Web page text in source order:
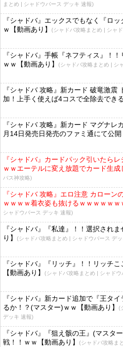
まとめ | シャドウバース デッキ 速報)
『シャドバ』エックスでもなく『ロ
ｗ【動画あり】
(シャドバ攻略まとめ | シャ
『シャドバ』手帳『ネフティス』！
ｗｗ【動画あり】
(シャドバ攻略まとめ | シ
『シャドバ 攻略』新カード 破竜激震
加！上手く使えば4コスで全除去できる
『シャドバ 攻略』新カード マグナレ
月14日発売日発売のファミ通にて公
『シャドバ』カードパック引いたら
ｗｗエーテルに変え放題でカード生
バス神攻略)
『シャドバ 攻略』エロ注意 カローン
ｗｗｗｗ着衣姿も抜けるｗｗｗｗｗｗ
シャドウバース デッキ 速報)
『シャドバ』『私達』！！選択され
り】
(シャドバ攻略まとめ | シャドウバース デ
『シャドバ』『リッチ』！！リッチ
【動画あり】
(シャドバ攻略まとめ | シャド
『シャドバ』新カード追加で『王タ
るか！？(マスター)ｗｗ【動画あり】
(
デッキ 速報)
『シャドバ』『狙え骸の王』(マスタ
戦！！ｗｗ【動画あり】
(シャドバ攻略ま